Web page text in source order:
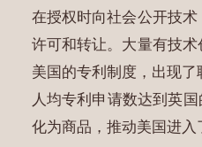
在授权时向社会公开技
许可和转让。大量有技
美国的专利制度，出现了
人均专利申请数达到英
化为商品，推动美国进入